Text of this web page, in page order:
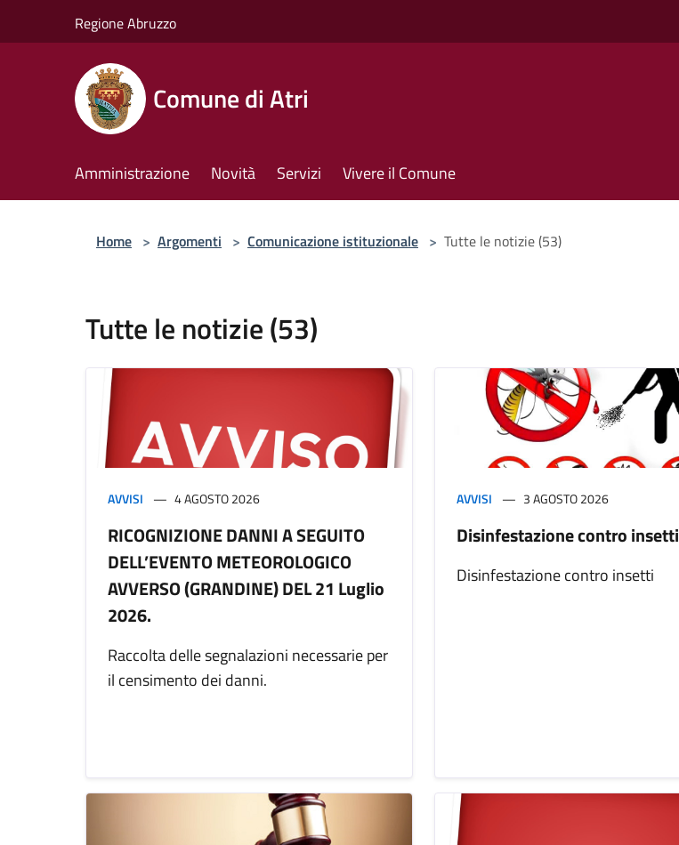
Regione Abruzzo
Comune di Atri
Amministrazione Novità Servizi Vivere il Comune
Home > Argomenti > Comunicazione istituzionale > Tutte le notizie (53)
Tutte le notizie (53)
AVVISI 4 AGOSTO 2026
RICOGNIZIONE DANNI A SEGUITO
DELL’EVENTO METEOROLOGICO
AVVERSO (GRANDINE) DEL 21 Luglio
2026.
Raccolta delle segnalazioni necessarie per
il censimento dei danni.
AVVISI 3 AGOSTO 2026
Disinfestazione contro insetti
Disinfestazione contro insetti